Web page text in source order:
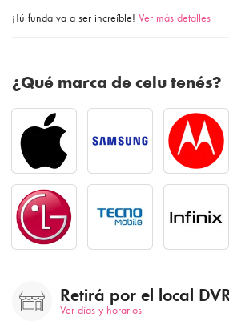
¡Tú funda va a ser increíble! Ver más detalles
¿Qué marca de celu tenés?
Retirá por el local
Ver días y horarios